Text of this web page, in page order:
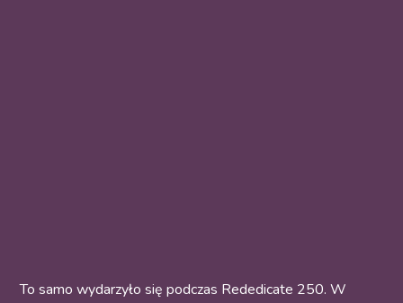
To samo wydarzyło się podczas Rededicate 250. W